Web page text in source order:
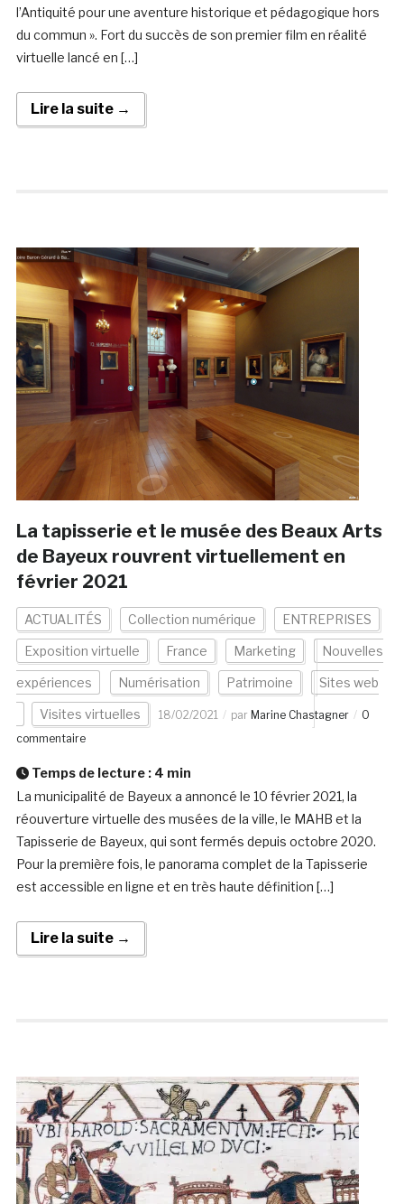
l’Antiquité pour une aventure historique et pédagogique hors
du commun ». Fort du succès de son premier film en réalité
virtuelle lancé en […]
Lire la suite →
La tapisserie et le musée des Beaux Arts
de Bayeux rouvrent virtuellement en
février 2021
ACTUALITÉS Collection numérique ENTREPRISES
Exposition virtuelle France Marketing Nouvelles
expériences Numérisation Patrimoine Sites web
Visites virtuelles 18/02/2021 par Marine Chastagner
0
commentaire
Temps de lecture : 4 min
La municipalité de Bayeux a annoncé le 10 février 2021, la
réouverture virtuelle des musées de la ville, le MAHB et la
Tapisserie de Bayeux, qui sont fermés depuis octobre 2020.
Pour la première fois, le panorama complet de la Tapisserie
est accessible en ligne et en très haute définition […]
Lire la suite →